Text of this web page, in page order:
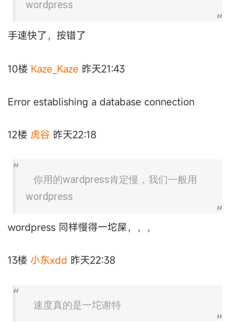
wordpress
手速快了，按错了
10楼 Kaze_Kaze 昨天21:43
Error establishing a database connection
12楼 虎谷 昨天22:18
你用的wardpress肯定慢，我们一般用
wordpress
wordpress 同样慢得一坨屎，，，
13楼 小东xdd 昨天22:38
速度真的是一坨谢特